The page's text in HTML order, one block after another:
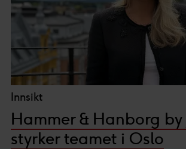
Innsikt
Hammer & Hanborg by
styrker teamet i Oslo